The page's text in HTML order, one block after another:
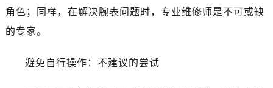
角色；同样，在解决腕表问题时，专业维修师是不可或缺
的专家。
避免自行操作：不建议的尝试